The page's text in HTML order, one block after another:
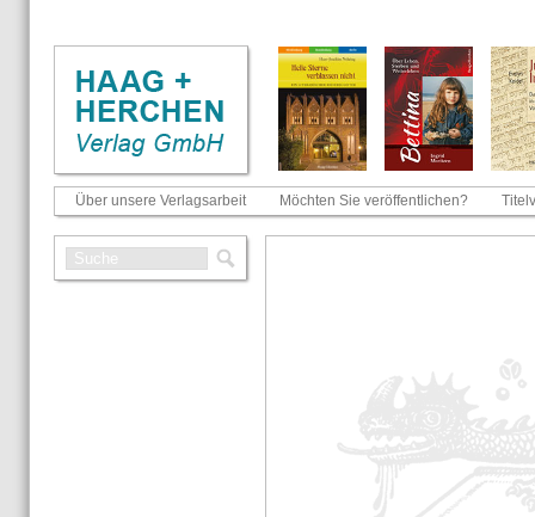
Über unsere Verlagsarbeit Möchten Sie veröffentlichen?